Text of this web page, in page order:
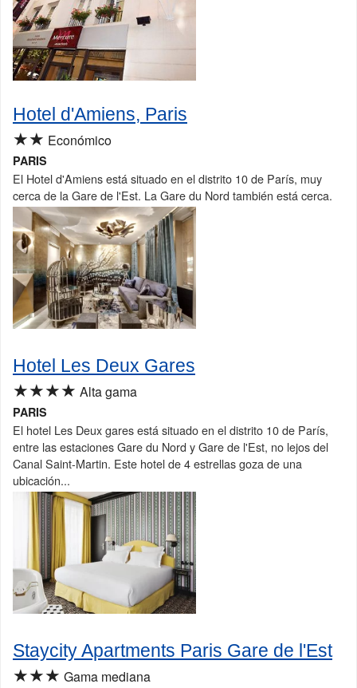
Hotel d'Amiens, Paris
★★ Económico
PARIS
El Hotel d'Amiens está situado en el distrito 10 de París, muy
cerca de la Gare de l'Est. La Gare du Nord también está cerca.
Hotel Les Deux Gares
★★★★ Alta gama
PARIS
El hotel Les Deux gares está situado en el distrito 10 de París,
entre las estaciones Gare du Nord y Gare de l'Est, no lejos del
Canal Saint-Martin. Este hotel de 4 estrellas goza de una
ubicación...
Staycity Apartments Paris Gare de l'Est
★★★ Gama mediana